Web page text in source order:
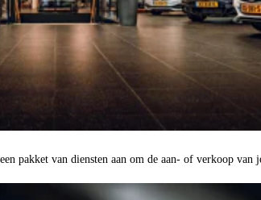
pakket van diensten aan om de aan- of verkoop van